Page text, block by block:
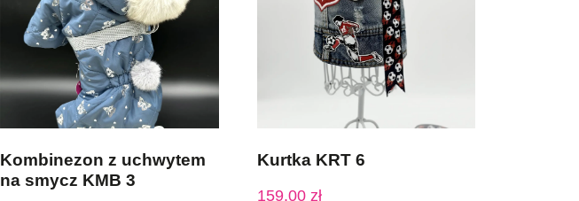
Kombinezon z uchwytem
na smycz KMB 3
Kurtka KRT 6
159,00 zł